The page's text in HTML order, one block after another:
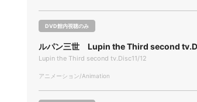
DVD館内視聴のみ
ルパン三世 Lupin the Third second
Lupin the Third second tv.Disc11/12
アニメーション/Animation